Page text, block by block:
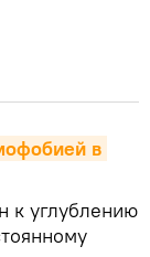
в
к углублению